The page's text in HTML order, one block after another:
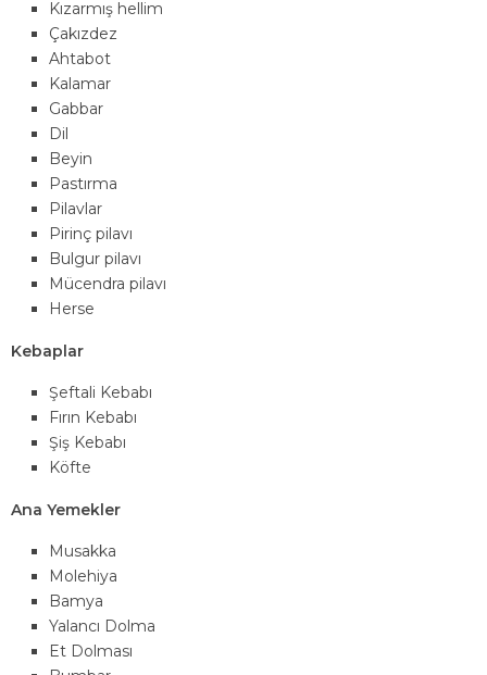
Kızarmış hellim
Çakızdez
Ahtabot
Kalamar
Gabbar
Dil
Beyin
Pastırma
Pilavlar
Pirinç pilavı
Bulgur pilavı
Mücendra pilavı
Herse
Kebaplar
Şeftali Kebabı
Fırın Kebabı
Şiş Kebabı
Köfte
Ana Yemekler
Musakka
Molehiya
Bamya
Yalancı Dolma
Et Dolması